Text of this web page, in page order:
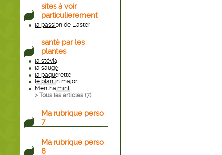
sites à voir
particulierement
la passion de L'aster
santé par les
plantes
la stévia
la sauge
la paquerette
le plantin major
Mentha mint
> Tous les articles (7)
Ma rubrique perso
7
Ma rubrique perso
8